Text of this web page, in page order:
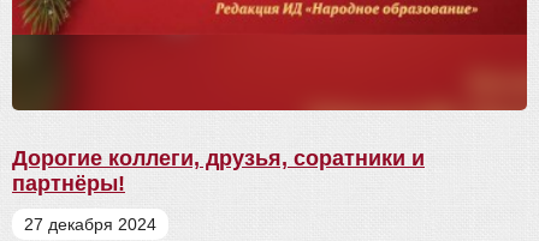
Дорогие коллеги, друзья, соратники и
партнёры!
27 декабря 2024